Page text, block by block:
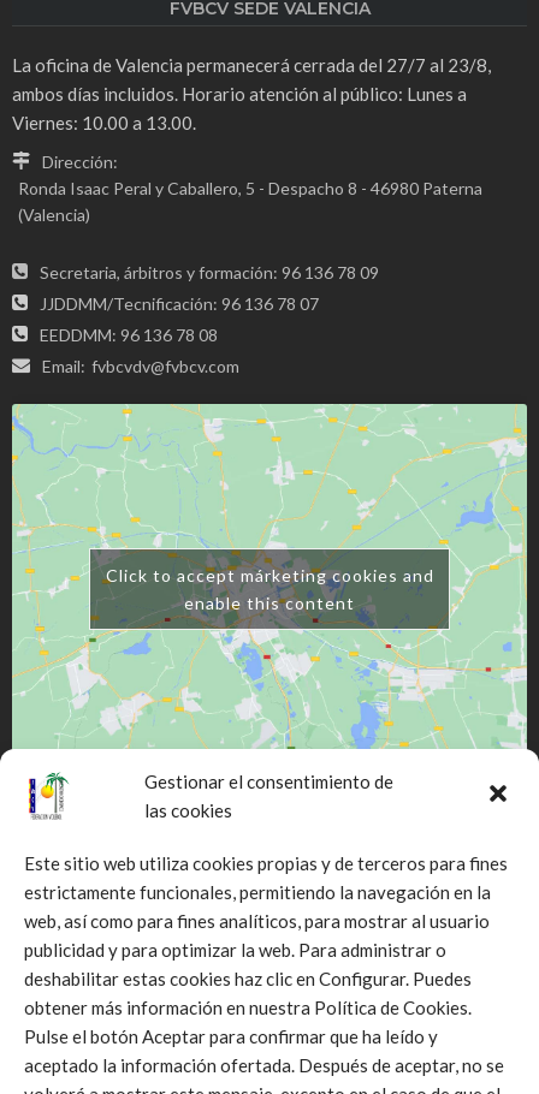
Gestionar el consentimiento de
las cookies
Este sitio web utiliza cookies propias y de terceros para fines
estrictamente funcionales, permitiendo la navegación en la
web, así como para fines analíticos, para mostrar al usuario
publicidad y para optimizar la web. Para administrar o
deshabilitar estas cookies haz clic en Configurar. Puedes
obtener más información en nuestra Política de Cookies.
Pulse el botón Aceptar para confirmar que ha leído y
aceptado la información ofertada. Después de aceptar, no se
FVBCV SEDE VALENCIA
La oficina de Valencia permanecerá cerrada del 27/7 al 23/8,
ambos días incluidos. Horario atención al público: Lunes a
Viernes: 10.00 a 13.00.
Dirección:
Ronda Isaac Peral y Caballero, 5 - Despacho 8 - 46980 Paterna
(Valencia)
Secretaria, árbitros y formación: 96 136 78 09
JJDDMM/Tecnificación: 96 136 78 07
EEDDMM: 96 136 78 08
Email: fvbcvdv@fvbcv.com
Click to accept márketing cookies and
enable this content
Click to accept márketing cookies and
enable this content